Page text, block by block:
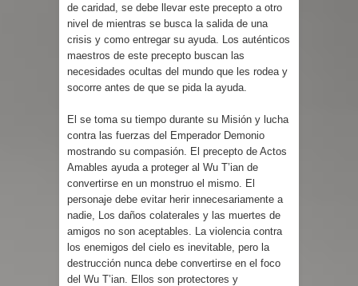
de caridad, se debe llevar este precepto a otro
nivel de mientras se busca la salida de una
crisis y como entregar su ayuda. Los auténticos
maestros de este precepto buscan las
necesidades ocultas del mundo que les rodea y
socorre antes de que se pida la ayuda.
El se toma su tiempo durante su Misión y lucha
contra las fuerzas del Emperador Demonio
mostrando su compasión. El precepto de Actos
Amables ayuda a proteger al Wu T’ian de
convertirse en un monstruo el mismo. El
personaje debe evitar herir innecesariamente a
nadie, Los daños colaterales y las muertes de
amigos no son aceptables. La violencia contra
los enemigos del cielo es inevitable, pero la
destrucción nunca debe convertirse en el foco
del Wu T’ian. Ellos son protectores y